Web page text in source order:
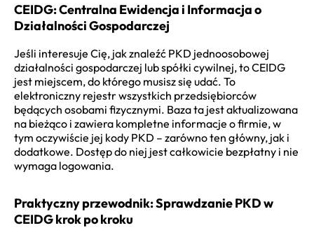
CEIDG: Centralna Ewidencja i Informacja o
Działalności Gospodarczej
Jeśli interesuje Cię, jak znaleźć PKD jednoosobowej
działalności gospodarczej lub spółki cywilnej, to CEIDG
jest miejscem, do którego musisz się udać. To
elektroniczny rejestr wszystkich przedsiębiorców
będących osobami fizycznymi. Baza ta jest aktualizowana
na bieżąco i zawiera kompletne informacje o firmie, w
tym oczywiście jej kody PKD – zarówno ten główny, jak i
dodatkowe. Dostęp do niej jest całkowicie bezpłatny i nie
wymaga logowania.
Praktyczny przewodnik: Sprawdzanie PKD w
CEIDG krok po kroku